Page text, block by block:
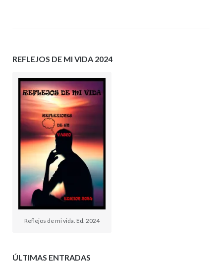
REFLEJOS DE MI VIDA 2024
Reflejos de mi vida. Ed. 2024
ÚLTIMAS ENTRADAS